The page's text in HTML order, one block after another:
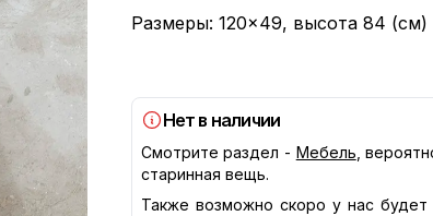
Размеры: 120×49, высота 84 (см)
Нет в наличии
Смотрите раздел - Мебель ,
старинная вещь.
Также возможно скоро у нас